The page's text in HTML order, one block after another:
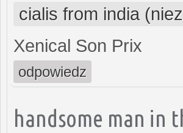
cialis from india
Xenical Son Prix
odpowiedz
handsome man in